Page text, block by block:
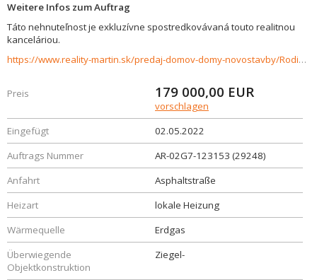
Weitere Infos zum Auftrag
Táto nehnuteľnost je exkluzívne spostredkovávaná touto realitnou
kanceláriou.
https://www.reality-martin.sk/predaj-domov-domy-novostavby/Rodinny-dom-na-predaj-Podhradie-29248/?utm_source=areality&utm_medium=xml&utm_term=29248&utm_content=dom&utm_campaign=portaly
Preis 179 000,00 EUR
vorschlagen
Eingefügt
02.05.2022
Auftrags Nummer
AR-02G7-123153 (29248)
Anfahrt
Asphaltstraße
Heizart
lokale Heizung
Wärmequelle
Erdgas
Überwiegende
Objektkonstruktion
Ziegel-